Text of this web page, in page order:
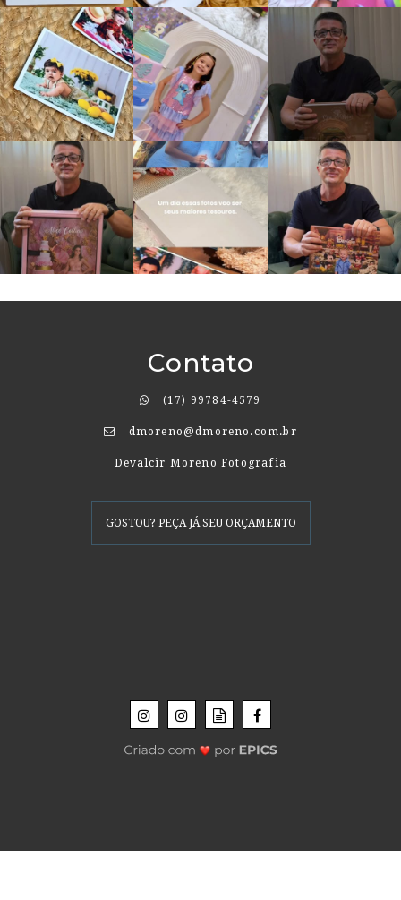
Contato
(17) 99784-4579
dmoreno@dmoreno.com.br
Devalcir Moreno Fotografia
GOSTOU? PEÇA JÁ SEU ORÇAMENTO